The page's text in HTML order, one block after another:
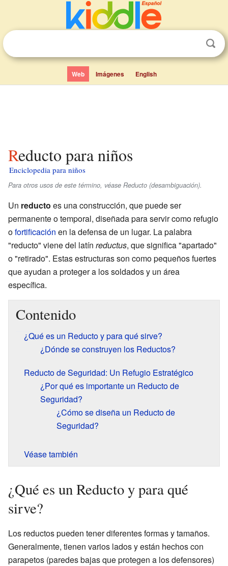
Web Imágenes English
Reducto para niños
Enciclopedia para niños
Para otros usos de este término, véase Reducto (desambiguación).
Un reducto es una construcción, que puede ser
permanente o temporal, diseñada para servir como refugio
ofortificación en la defensa de un lugar. La palabra
"reducto" viene del latín reductus, que significa "apartado"
o "retirado". Estas estructuras son como pequeños fuertes
que ayudan a proteger a los soldados y un área
específica.
Contenido
¿Qué es un Reducto y para qué sirve?
¿Dónde se construyen los Reductos?
Reducto de Seguridad: Un Refugio Estratégico
¿Por qué es importante un Reducto de
Seguridad?
¿Cómo se diseña un Reducto de
Seguridad?
Véase también
¿Qué es un Reducto y para qué
sirve?
Los reductos pueden tener diferentes formas y tamaños.
Generalmente, tienen varios lados y están hechos con
parapetos (paredes bajas que protegen a los defensores)